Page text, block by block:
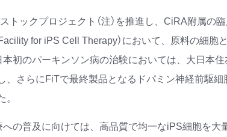
ックプロジェクト（注）を推進し、CiRA附属の
for iPS Cell Therapy）において、原料の細
初のパーキンソン病の治験においては、大日本
、さらにFiTで最終製品となるドパミン神経前駆
の普及に向けては、高品質で均一なiPS細胞を大